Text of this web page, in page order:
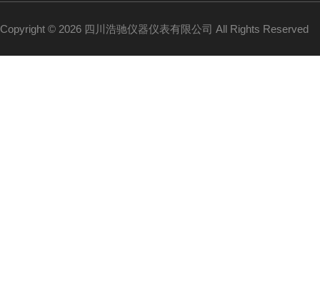
Copyright © 2026 四川浩驰仪器仪表有限公司 All Rights Reserved